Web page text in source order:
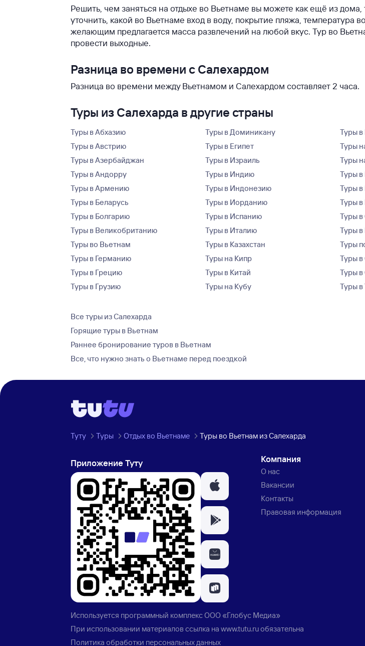
Решить, чем заняться на отдыхе во Вьетнаме вы можете как ещё из
уточнить, какой во Вьетнаме вход в воду, покрытие пляжа, температура
желающим предлагается масса развлечений на любой вкус. Тур во
провести выходные.
Разница во времени с Салехардом
Разница во времени между Вьетнамом и Салехардом составляет 2 часа.
Туры из Салехарда в другие страны
Туры в Абхазию
Туры в Австрию
Туры в Азербайджан
Туры в Андорру
Туры в Армению
Туры в Беларусь
Туры в Болгарию
Туры в Великобританию
Туры во Вьетнам
Туры в Германию
Туры в Грецию
Туры в Грузию
Туры в Доминикану
Туры в Египет
Туры в Израиль
Туры в Индию
Туры в Индонезию
Туры в Иорданию
Туры в Испанию
Туры в Италию
Туры в Казахстан
Туры на Кипр
Туры в Китай
Туры на Кубу
Туры в
Туры
Туры
Туры
Туры
Туры
Туры
Туры
Туры
Туры
Туры
Туры в
Все туры из Салехарда
Горящие туры в Вьетнам
Раннее бронирование туров в Вьетнам
Все, что нужно знать о Вьетнаме перед поездкой
Туту Туры Отдых во Вьетнаме Туры во Вьетнам из Салехарда
Приложение Туту Компания
О нас
Вакансии
Контакты
Правовая информация
Используется программный комплексООО «Глобус Медиа»
При использовании материалов ссылка наwww.tutu.ruобязательна
Политика обработки персональных данных